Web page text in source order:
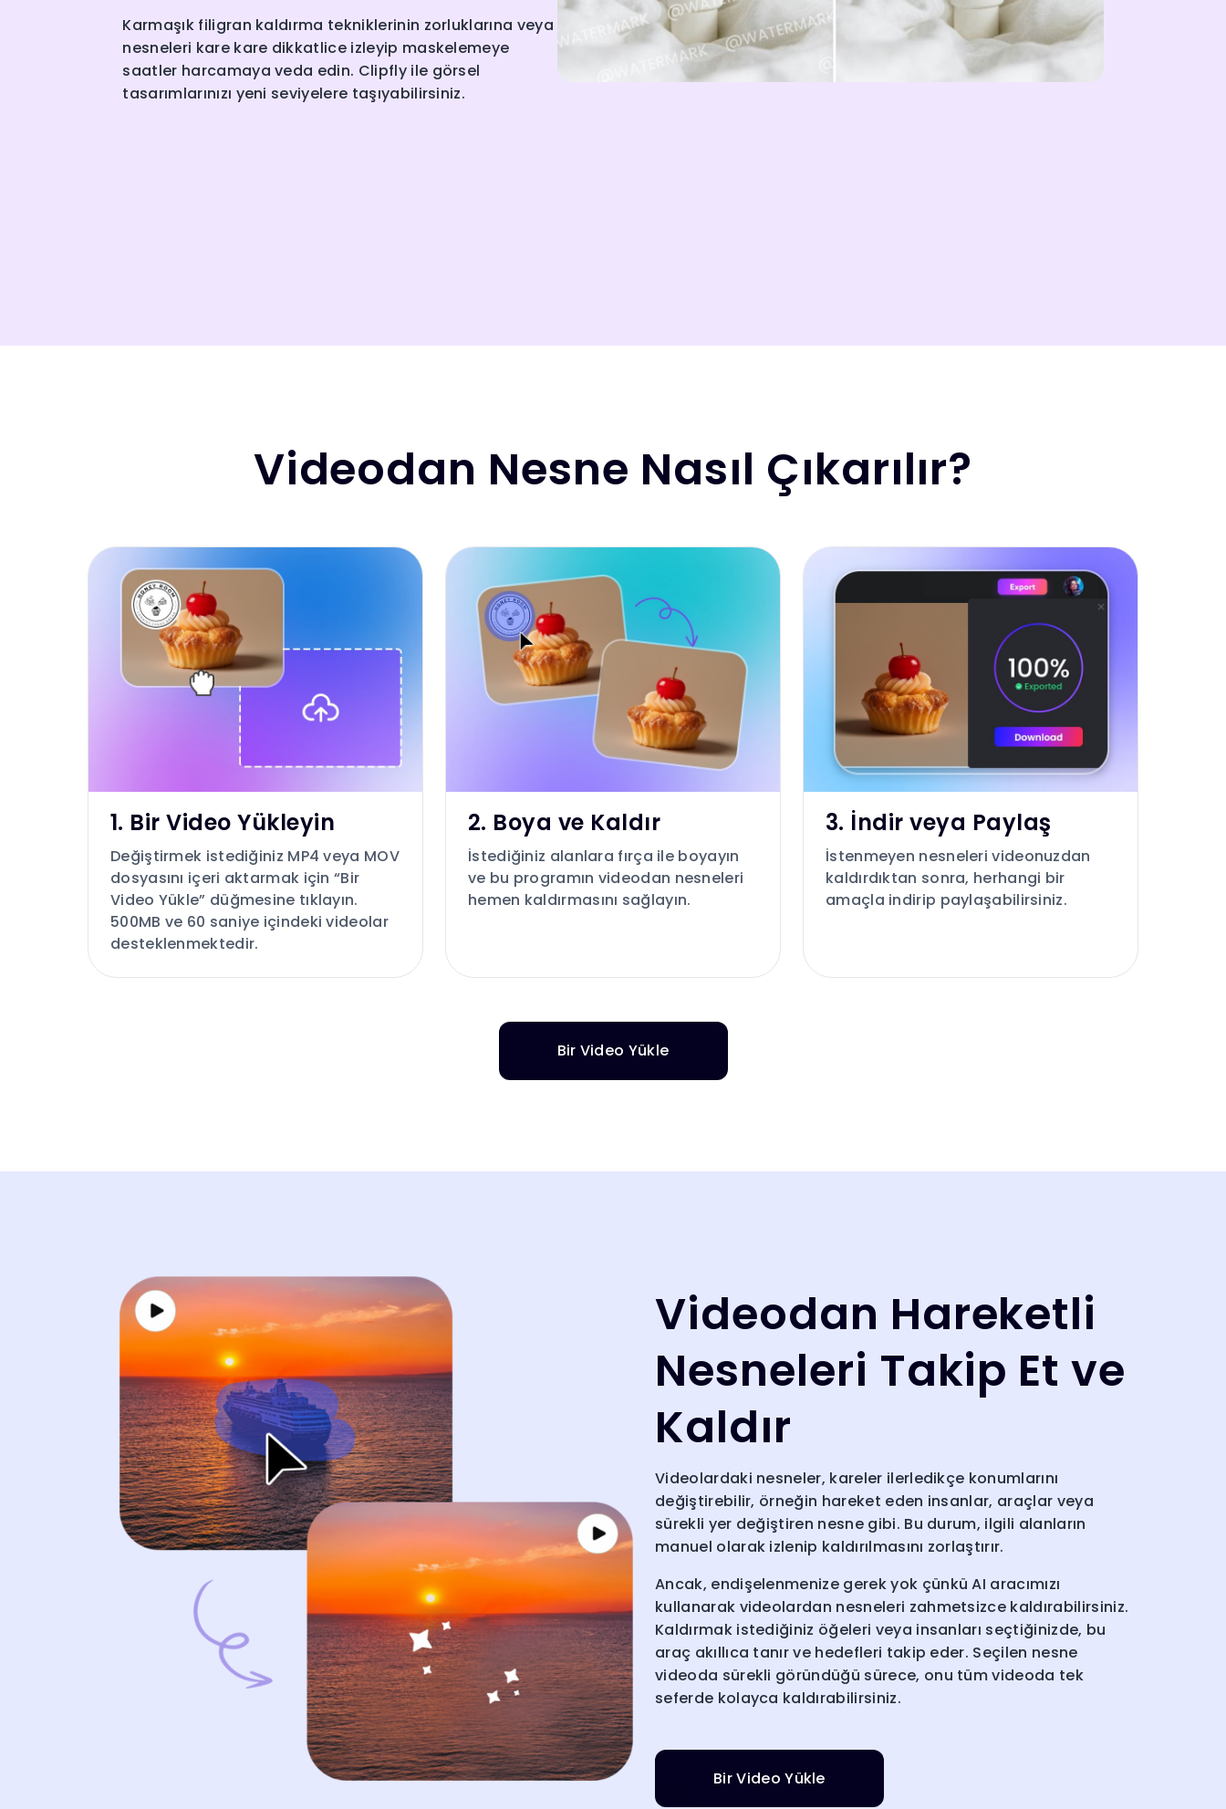
Karmaşık filigran kaldırma tekniklerinin zorluklarına veya
nesneleri kare kare dikkatlice izleyip maskelemeye
saatler harcamaya veda edin. Clipfly ile görsel
tasarımlarınızı yeni seviyelere taşıyabilirsiniz.
Videodan Nesne Nasıl Çıkarılır?
1. Bir Video Yükleyin
Değiştirmek istediğiniz MP4 veya MOV
dosyasını içeri aktarmak için “Bir
Video Yükle” düğmesine tıklayın.
500MB ve 60 saniye içindeki videolar
desteklenmektedir.
2. Boya ve Kaldır
İstediğiniz alanlara fırça ile boyayın
ve bu programın videodan nesneleri
hemen kaldırmasını sağlayın.
3. İndir veya Paylaş
İstenmeyen nesneleri videonuzdan
kaldırdıktan sonra, herhangi bir
amaçla indirip paylaşabilirsiniz.
Bir Video Yükle
Videodan Hareketli
Nesneleri Takip Et ve
Kaldır
Videolardaki nesneler, kareler ilerledikçe konumlarını
değiştirebilir, örneğin hareket eden insanlar, araçlar veya
sürekli yer değiştiren nesne gibi. Bu durum, ilgili alanların
manuel olarak izlenip kaldırılmasını zorlaştırır.
Ancak, endişelenmenize gerek yok çünkü AI aracımızı
kullanarak videolardan nesneleri zahmetsizce kaldırabilirsiniz.
Kaldırmak istediğiniz öğeleri veya insanları seçtiğinizde, bu
araç akıllıca tanır ve hedefleri takip eder. Seçilen nesne
videoda sürekli göründüğü sürece, onu tüm videoda tek
seferde kolayca kaldırabilirsiniz.
Bir Video Yükle